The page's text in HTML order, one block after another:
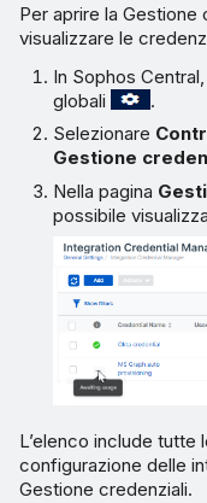
Per aprire la Gestione
visualizzare le
In Sophos
globali
.
Selezionare
Gestione
Nella pagina
possibile
L’elenco include tutte
configurazione delle
Gestione credenziali.